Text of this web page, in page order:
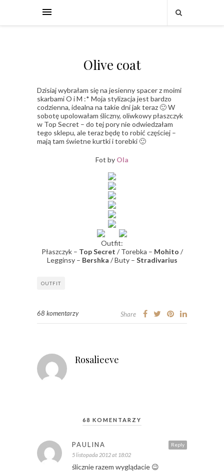
Olive coat
Dzisiaj wybrałam się na jesienny spacer z moimi
skarbami O i M :* Moja stylizacja jest bardzo
codzienna, idealna na takie dni jak teraz 🙂 W
sobotę upolowałam śliczny, oliwkowy płaszczyk
w Top Secret – do tej pory nie odwiedzałam
tego sklepu, ale teraz będę to robić częściej –
mają tam świetne kurtki i torebki 🙂
Fot by Ola
Outfit:
Płaszczyk – Top Secret / Torebka – Mohito /
Legginsy – Bershka / Buty – Stradivarius
OUTFIT
68 komentarzy Share
Rosalieeve
68 KOMENTARZY
Reply
PAULINA
5 listopada 2012 at 18:02
ślicznie razem wyglądacie 😉